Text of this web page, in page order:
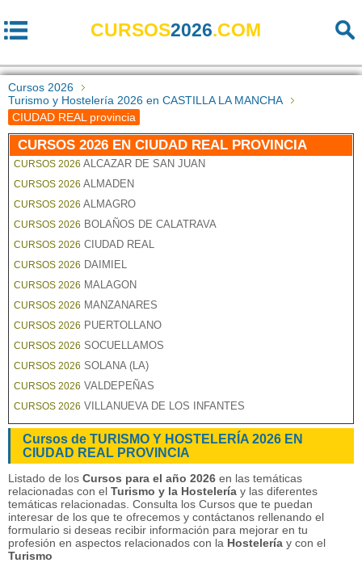
CURSOS2026.COM
Cursos 2026
Turismo y Hostelería 2026 en CASTILLA LA MANCHA
CIUDAD REAL provincia
CURSOS 2026 EN CIUDAD REAL PROVINCIA
CURSOS 2026 ALCAZAR DE SAN JUAN
CURSOS 2026 ALMADEN
CURSOS 2026 ALMAGRO
CURSOS 2026 BOLAÑOS DE CALATRAVA
CURSOS 2026 CIUDAD REAL
CURSOS 2026 DAIMIEL
CURSOS 2026 MALAGON
CURSOS 2026 MANZANARES
CURSOS 2026 PUERTOLLANO
CURSOS 2026 SOCUELLAMOS
CURSOS 2026 SOLANA (LA)
CURSOS 2026 VALDEPEÑAS
CURSOS 2026 VILLANUEVA DE LOS INFANTES
Cursos de TURISMO Y HOSTELERÍA 2026 EN
CIUDAD REAL PROVINCIA
Listado de los Cursos para el año 2026 en las temáticas
relacionadas con el Turismo y la Hostelería y las diferentes
temáticas relacionadas. Consulta los Cursos que te puedan
interesar de los que te ofrecemos y contáctanos rellenando el
formulario si deseas recibir información para mejorar en tu
profesión en aspectos relacionados con la Hostelería y con el
Turismo